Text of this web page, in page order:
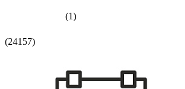
(1)
(24157)